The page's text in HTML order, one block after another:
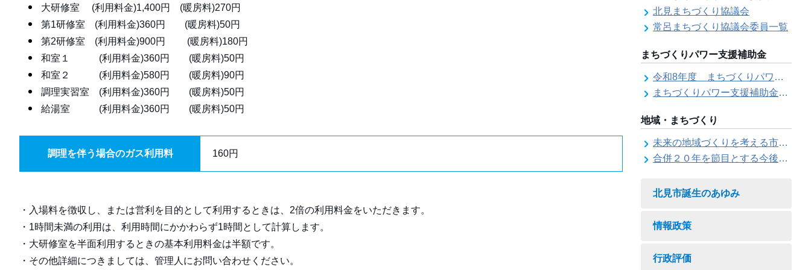
大研修室 (利用料金)1,400円 (暖房料)270円
第1研修室 (利用料金)360円 (暖房料)50円
第2研修室 (利用料金)900円 (暖房料)180円
和室１ (利用料金)360円 (暖房料)50円
和室２ (利用料金)580円 (暖房料)90円
調理実習室 (利用料金)360円 (暖房料)50円
給湯室 (利用料金)360円 (暖房料)50円
調理を伴う場合のガス利用料 160円
・入場料を徴収し、または営利を目的として利用するときは、2倍の利用料金をいただきます。
・1時間未満の利用は、利用時間にかかわらず1時間として計算します。
・大研修室を半面利用するときの基本利用料金は半額です。
・その他詳細につきましては、管理人にお問い合わせください。
北見まちづくり協議会
常呂まちづくり協議会委員一覧
まちづくりパワー支援補助金
令和8年度 まちづくりパワー支援補助金の募集【受付は終了しました。】
まちづくりパワー支援補助金の交付結果
地域・まちづくり
未来の地域づくりを考える市民会議
合併２０年を節目とする今後の地域づくりに関する市長懇話会
北見市誕生のあゆみ
情報政策
行政評価